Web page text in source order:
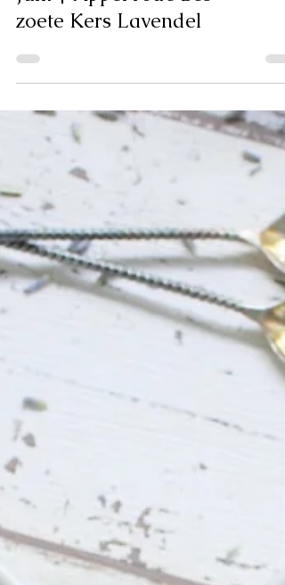
zoete Kers Lavendel